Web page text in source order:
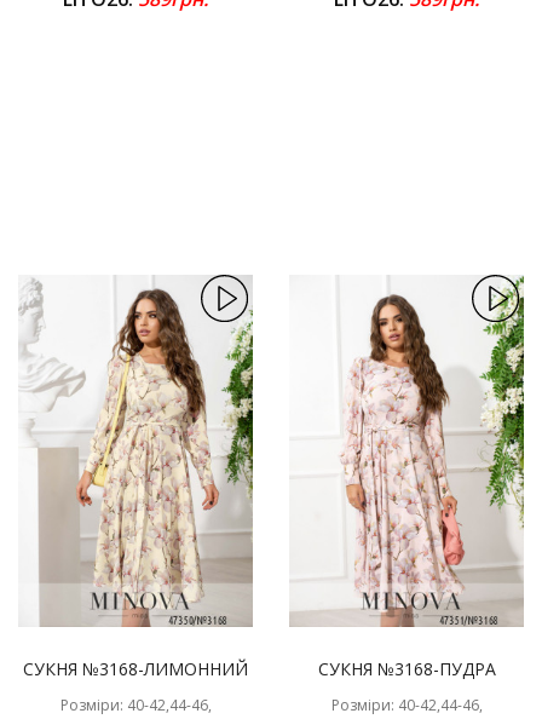
СУКНЯ №3168-ЛИМОННИЙ
Розміри: 40-42,44-46,
СУКНЯ №3168-ПУДРА
Розміри: 40-42,44-46,